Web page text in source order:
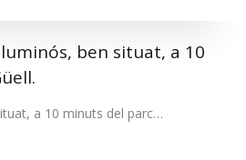
ben situat, a 10
a 10 minuts del parc…